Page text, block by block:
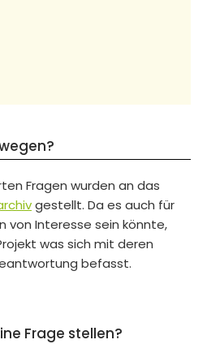
Fragen wurden an das
gestellt. Da es auch für
von Interesse sein könnte,
was sich mit deren
befasst.
Frage stellen?